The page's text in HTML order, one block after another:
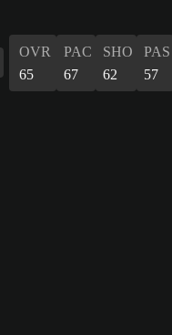
OVR
65
PAC
67
SHO
62
PAS
57